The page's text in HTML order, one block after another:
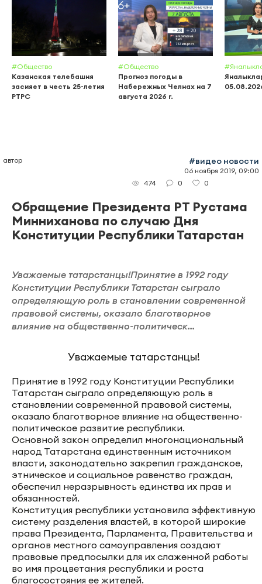
#Общество
Казанская телебашня
засияет в честь 25-летия
РТРС
#Общество
Прогноз погоды в
Набережных Челнах на 7
августа 2026 г.
автор #видео новости
06 ноября 2019, 09:00
474
0 0
Обращение Президента РТ Рустама
Минниханова по случаю Дня
Конституции Республики Татарстан
Уважаемые татарстанцы!Принятие в 1992 году
Конституции Республики Татарстан сыграло
определяющую роль в становлении современной
правовой системы, оказало благотворное
влияние на общественно-политическ...
Уважаемые татарстанцы!
Принятие в 1992 году Конституции Республики
Татарстан сыграло определяющую роль в
становлении современной правовой системы,
оказало благотворное влияние на общественно-
политическое развитие республики.
Основной закон определил многонациональный
народ Татарстана единственным источником
власти, законодательно закрепил гражданское,
этническое и социальное равенство граждан,
обеспечил неразрывность единства их прав и
обязанностей.
Конституция республики установила эффективную
систему разделения властей, в которой широкие
права Президента, Парламента, Правительства и
органов местного самоуправления создают
правовые предпосылки для их слаженной работы
во имя процветания республики и роста
благосостояния ее жителей.